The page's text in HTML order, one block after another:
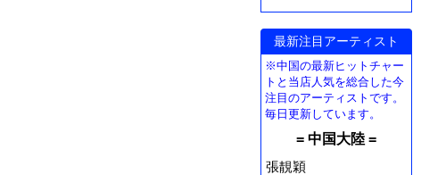
最新注目アーティスト
※中国の最新ヒットチャー
トと当店人気を総合した今
注目のアーティストです。
毎日更新しています。
= 中国大陸 =
張靚穎